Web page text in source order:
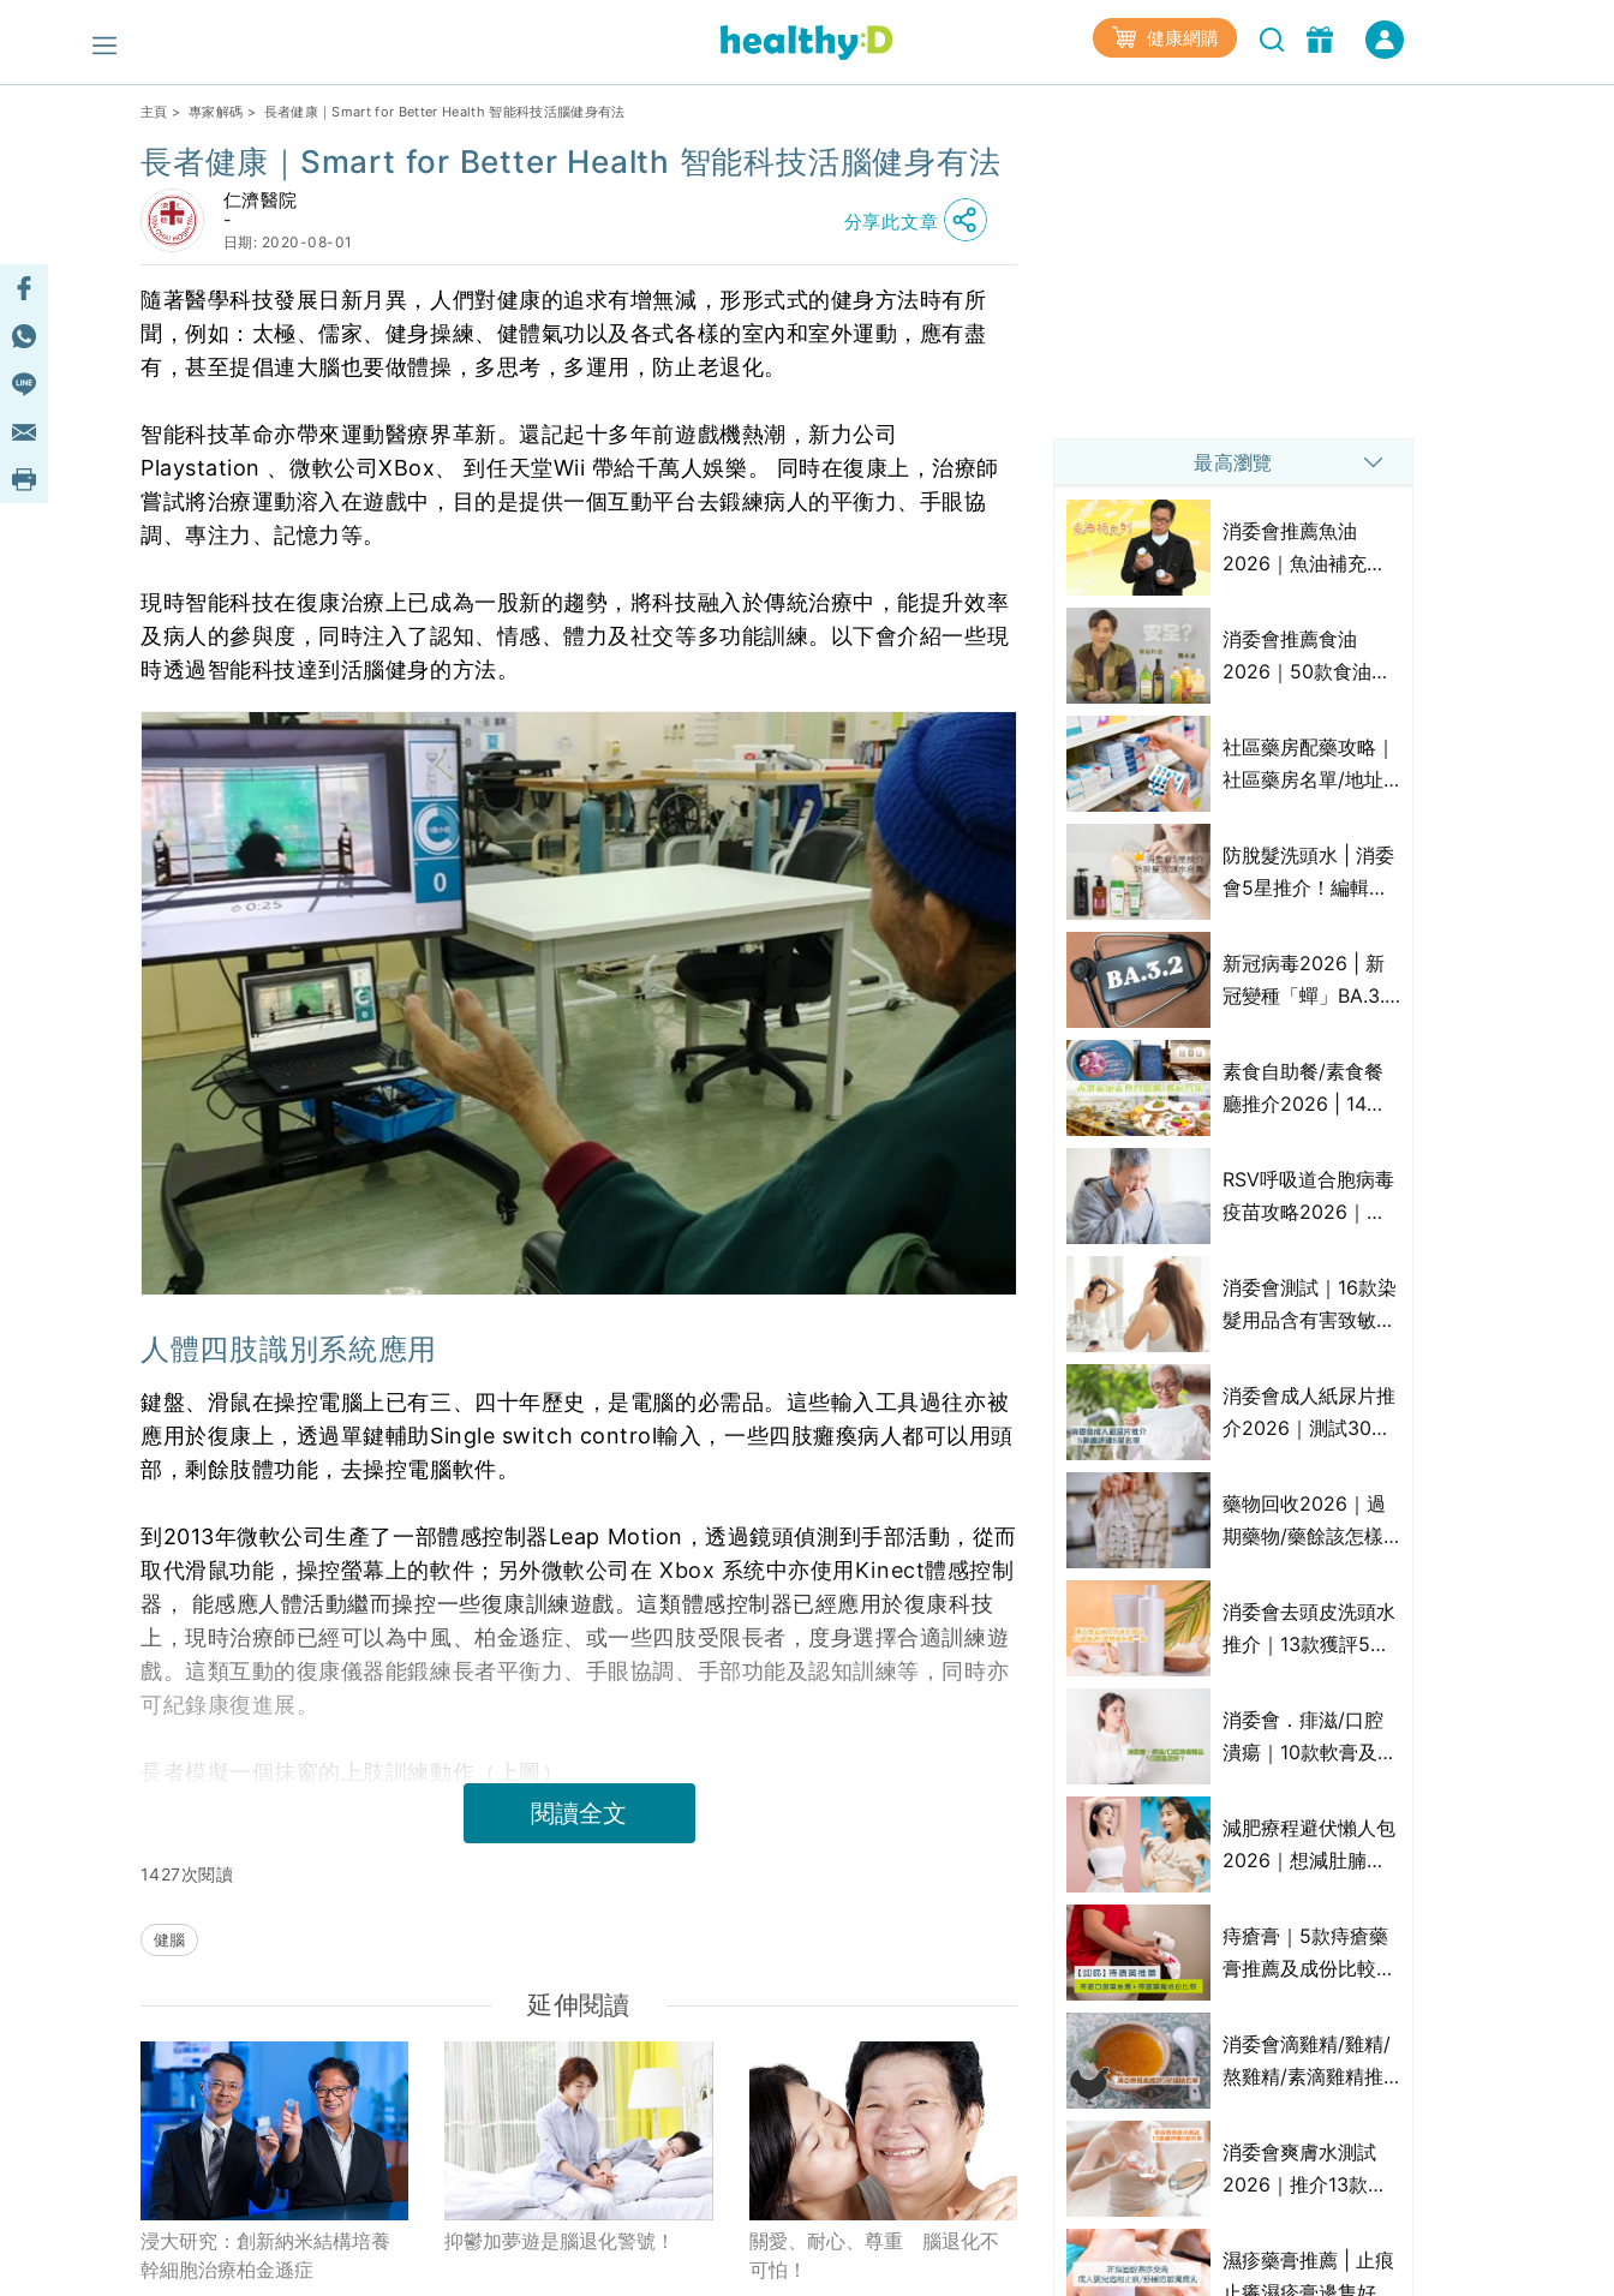
健康網購
主頁 > 專家解碼 > 長者健康｜Smart for Better Health 智能科技活腦健身有法
長者健康｜Smart for Better Health 智能科技活腦健身有法
仁濟醫院
-
日期: 2020-08-01
分享此文章
隨著醫學科技發展日新月異，人們對健康的追求有增無減，形形式式的健身方法時有所
聞，例如：太極、儒家、健身操練、健體氣功以及各式各樣的室內和室外運動，應有盡
有，甚至提倡連大腦也要做體操，多思考，多運用，防止老退化。
智能科技革命亦帶來運動醫療界革新。還記起十多年前遊戲機熱潮，新力公司
Playstation 、微軟公司XBox、 到任天堂Wii 帶給千萬人娛樂。 同時在復康上，治療師
嘗試將治療運動溶入在遊戲中，目的是提供一個互動平台去鍛練病人的平衡力、手眼協
調、專注力、記憶力等。
現時智能科技在復康治療上已成為一股新的趨勢，將科技融入於傳統治療中，能提升效率
及病人的參與度，同時注入了認知、情感、體力及社交等多功能訓練。以下會介紹一些現
時透過智能科技達到活腦健身的方法。
人體四肢識別系統應用
鍵盤、滑鼠在操控電腦上已有三、四十年歷史，是電腦的必需品。這些輸入工具過往亦被
應用於復康上，透過單鍵輔助Single switch control輸入，一些四肢癱瘓病人都可以用頭
部，剩餘肢體功能，去操控電腦軟件。
到2013年微軟公司生產了一部體感控制器Leap Motion，透過鏡頭偵測到手部活動，從而
取代滑鼠功能，操控螢幕上的軟件；另外微軟公司在 Xbox 系统中亦使用Kinect體感控制
器， 能感應人體活動繼而操控一些復康訓練遊戲。這類體感控制器已經應用於復康科技
上，現時治療師已經可以為中風、柏金遜症、或一些四肢受限長者，度身選擇合適訓練遊
戲。這類互動的復康儀器能鍛練長者平衡力、手眼協調、手部功能及認知訓練等，同時亦
可紀錄康復進展。
長者模擬一個抹窗的上肢訓練動作（上圖）
閱讀全文
1427次閱讀
健腦
延伸閱讀
浸大研究：創新納米結構培養
幹細胞治療柏金遜症
抑鬱加夢遊是腦退化警號！
關愛、耐心、尊重 腦退化不
可怕！
最高瀏覽
消委會推薦魚油
2026｜魚油補充劑
名單｜附1款國際魚
油標準5星認證 針對
消委會推薦食油
2026｜50款食油評
物｜21款健康煮食油
總評達5星滿分名單
花籽油/花生油等)
社區藥房配藥攻略｜
社區藥房名單/地址/
法一覽表｜社區藥房
是甚麼？可以申請藥
防脫髮洗頭水 | 消委
會5星推介！編輯加
比較：位元堂、呂、
PANTOGAR、純素
新冠病毒2026 | 新
冠變種「蟬」BA.3.2
播、風險與預防方法
一文睇
素食自助餐/素食餐
廳推介2026 | 14間
中式/印度/東南亞/港
式/Fusion素食齋菜
RSV呼吸道合胞病毒
疫苗攻略2026｜
高危？RSV疫苗價錢
比較、打針後反應處
消委會測試｜16款染
髮用品含有害致敏物
介!50惠、Return回
本、Furnte、Rerise
消委會成人紙尿片推
介2026｜測試30款
滲墊防漏表現/回滲/
化學物質檢測等｜5
藥物回收2026｜過
期藥物/藥餘該怎樣
地點一覽｜屈臣氏、
萬寧、首衛、綠領行
消委會去頭皮洗頭水
推介｜13款獲評5星
KLORANE、沙宣、
呂、LUX等上榜｜4
消委會．痱滋/口腔
潰瘍｜10款軟膏及啫
屬處方藥物？有哪些
受關注成分？｜必知
減肥療程避伏懶人包
2026｜想減肚腩但
VS不良黑店5大手法
對比｜SLIMTONE減
痔瘡膏｜5款痔瘡藥
膏推薦及成份比較
有效紓緩痔瘡疼痛痕
癢｜附痔瘡成因及病
消委會滴雞精/雞精/
熬雞精/素滴雞精推
款含致癌物 9款總評
達5星滿分名單 屈臣
消委會爽膚水測試
2026｜推介13款總
Cetaphil、The
Ordinary、
濕疹藥膏推薦 | 止痕